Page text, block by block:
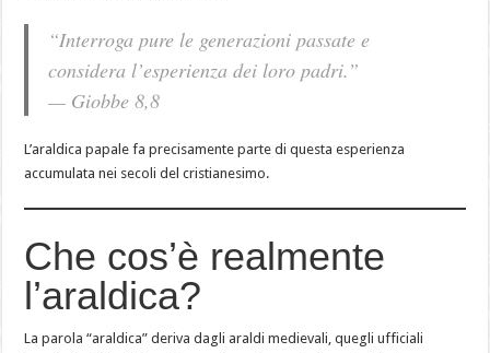
“Interroga pure le generazioni passate e
considera l’esperienza dei loro padri.”
— Giobbe 8,8
L’araldica papale fa precisamente parte di questa esperienza
accumulata nei secoli del cristianesimo.
Che cos’è realmente
l’araldica?
La parola “araldica” deriva dagli araldi medievali, quegli ufficiali